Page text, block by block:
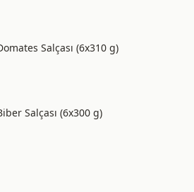
Salçası (6x310 g)
Salçası (6x300 g)